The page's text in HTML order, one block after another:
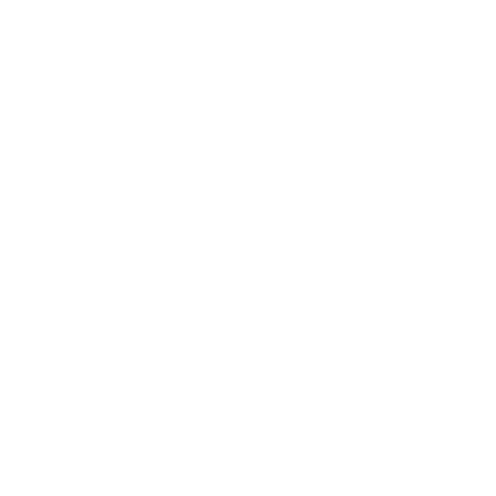
Financieras Interbancarias Mundiales"), una red
por letras y números. El BIC es necesario para
casos, optan tener un código SWIFT específico para
XXX, se refiere a la sede bancaria central. Si no, se
la cuenta de su destinatario y anular el pago.
y pedir que se anule la transferencia.